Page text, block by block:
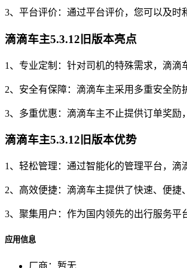
3、平台评价：通过平台评价，您可以及时
滴滴车主5.3.12旧版本亮点
1、专业定制：针对司机的特殊需求，滴
2、安全有保障：滴滴车主采用多重安全防
3、多重优惠：滴滴车主不止提供订单奖
滴滴车主5.3.12旧版本优势
1、轻松管理：通过智能化的管理平台，滴
2、高效便捷：滴滴车主提供了快速、便捷
3、聚集用户：作为国内领先的出行服务平
应用信息